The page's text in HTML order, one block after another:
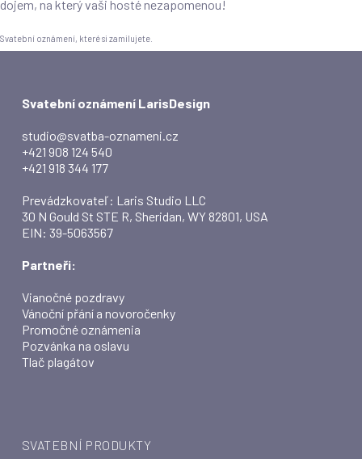
dojem, na který vaši hosté nezapomenou!
Svatební oznámení, které si zamilujete.
Svatební oznámení LarisDesign
studio@svatba-oznameni.cz
+421 908 124 540
+421 918 344 177
Prevádzkovateľ: Laris Studio LLC
30 N Gould St STE R, Sheridan, WY 82801, USA
EIN: 39-5063567
Partneři:
Vianočné pozdravy
Vánoční přání a novoročenky
Promočné oznámenia
Pozvánka na oslavu
Tlač plagátov
SVATEBNÍ PRODUKTY